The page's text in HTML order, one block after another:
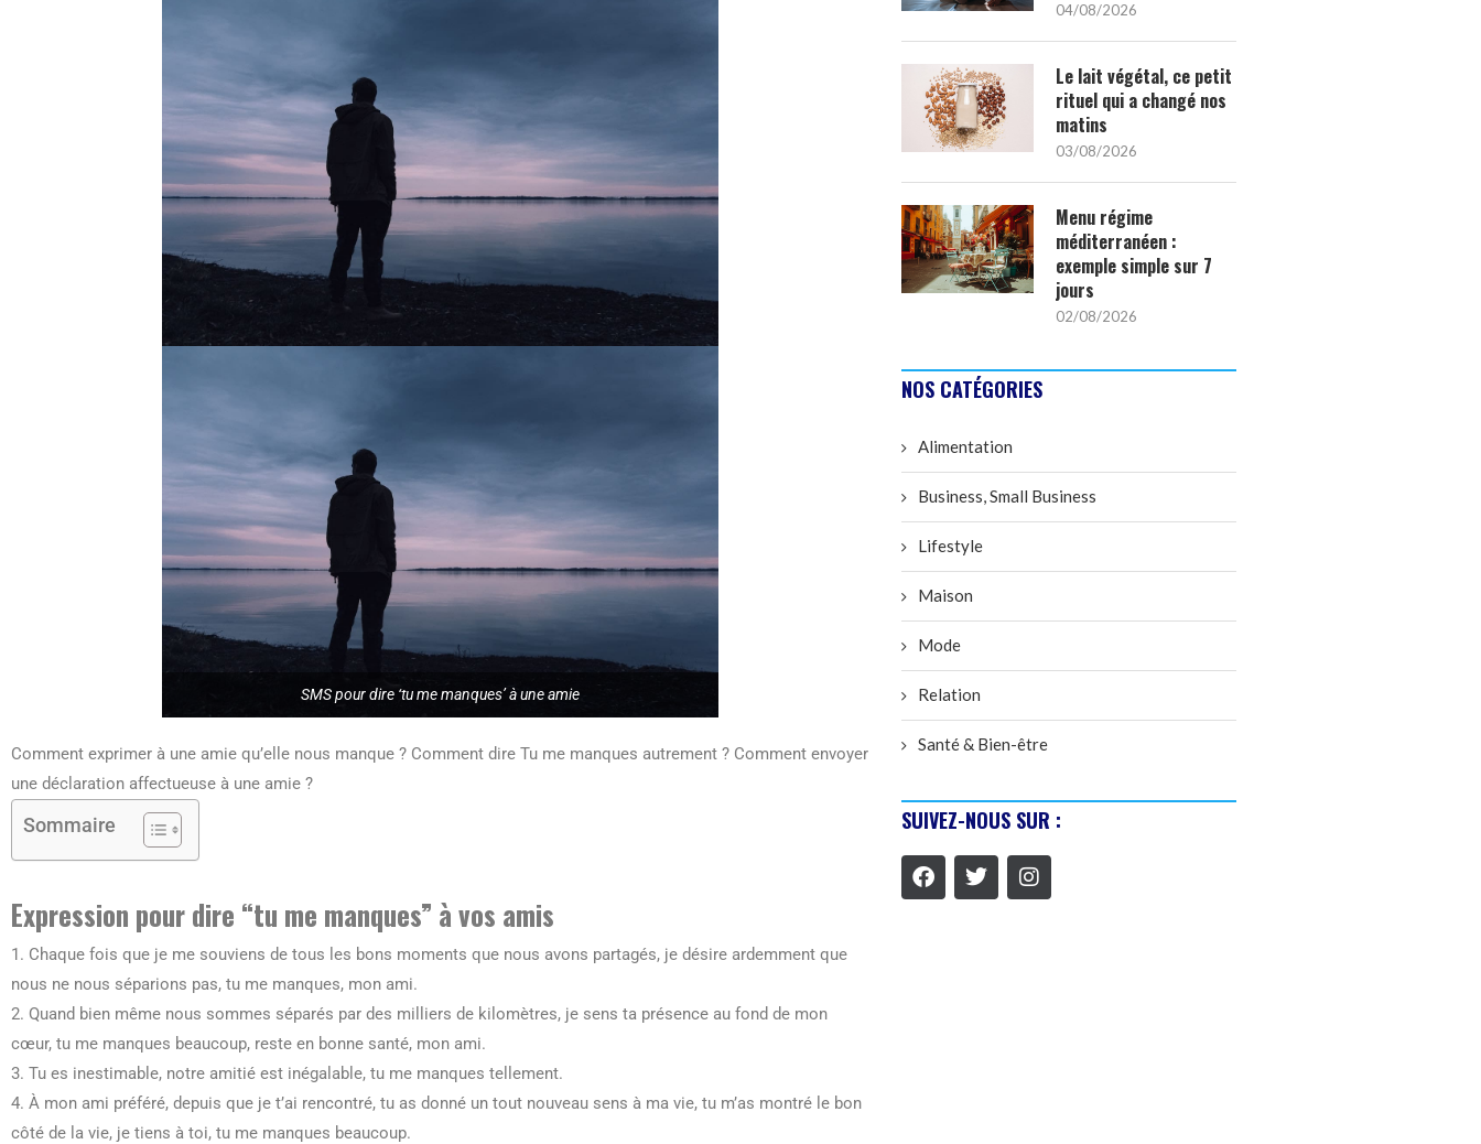
SMS pour dire ‘tu me manques’ à une amie
Comment exprimer à une amie qu’elle nous manque ? Comment dire Tu me manques autrement ? Comment envoyer
une déclaration affectueuse à une amie ?
Sommaire
Expression pour dire “tu me manques” à vos amis
1. Chaque fois que je me souviens de tous les bons moments que nous avons partagés, je désire ardemment que
nous ne nous séparions pas, tu me manques, mon ami.
2. Quand bien même nous sommes séparés par des milliers de kilomètres, je sens ta présence au fond de mon
cœur, tu me manques beaucoup, reste en bonne santé, mon ami.
3. Tu es inestimable, notre amitié est inégalable, tu me manques tellement.
4. À mon ami préféré, depuis que je t’ai rencontré, tu as donné un tout nouveau sens à ma vie, tu m’as montré le bon
côté de la vie, je tiens à toi, tu me manques beaucoup.
04/08/2026
Le lait végétal, ce petit
rituel qui a changé nos
matins
03/08/2026
Menu régime
méditerranéen :
exemple simple sur 7
jours
02/08/2026
NOS CATÉGORIES
Alimentation
Business, Small Business
Lifestyle
Maison
Mode
Relation
Santé & Bien-être
SUIVEZ-NOUS SUR :